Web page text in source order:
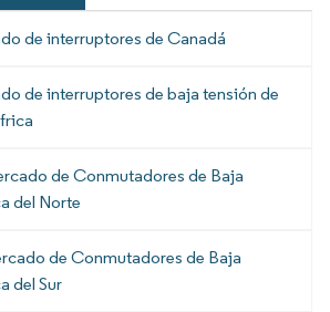
de interruptores de Canadá
de interruptores de baja tensión de
de Conmutadores de Baja
del Norte
de Conmutadores de Baja
del Sur